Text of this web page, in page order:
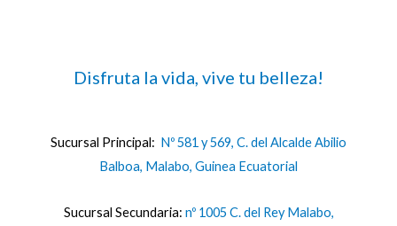
Disfruta la vida, vive tu belleza!
Sucursal Principal: Nº 581 y 569, C. del Alcalde Abilio
Balboa, Malabo, Guinea Ecuatorial
Sucursal Secundaria: nº 1005 C. del Rey Malabo,